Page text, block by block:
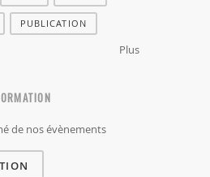
PUBLICATION
Plus
de nos évènements